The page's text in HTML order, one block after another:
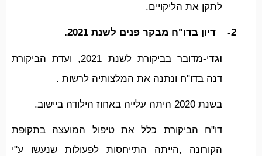
לתקן את הליקויים.
2- דיון בדו"ח מבקר פנים לשנת 2021.
וגד
י-מדובר בביקורת לשנת 2021, ועדת הביקורת
דנה בדו"ח ונתנה את המלצותיה לרשות .
בשנת 2020 היתה עלייה באחוז הילודה ביישוב.
דו"ח הביקורת כלל את טיפול המועצה בתקופת
הקורונה ,הייתה התייחסות לפעולות שנעשו ע"י